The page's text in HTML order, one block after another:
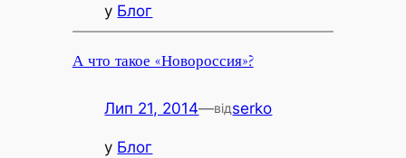
у Блог
А что такое «Новороссия»?
Лип 21, 2014—відserko
у Блог